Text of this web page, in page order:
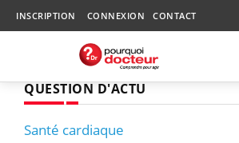
INSCRIPTION CONNEXION CONTACT
QUESTION D'ACTU
Santé cardiaque